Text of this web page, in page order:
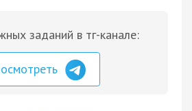
заданий в тг-канале: